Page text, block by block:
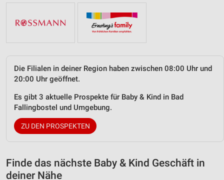
Die Filialen in deiner Region haben zwischen 08:00 Uhr und
20:00 Uhr geöffnet.
Es gibt 3 aktuelle Prospekte für Baby & Kind in Bad
Fallingbostel und Umgebung.
ZU DEN PROSPEKTEN
Finde das nächste Baby & Kind Geschäft in
deiner Nähe